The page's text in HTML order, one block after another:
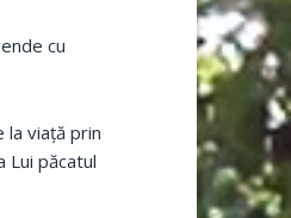
cu
la viaţă prin
Lui păcatul